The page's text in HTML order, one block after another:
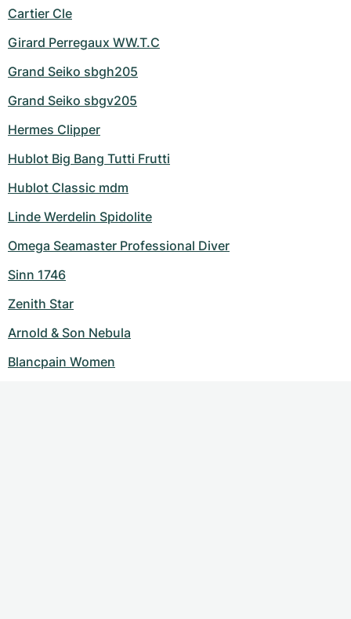
Cartier Cle
Girard Perregaux WW.T.C
Grand Seiko sbgh205
Grand Seiko sbgv205
Hermes Clipper
Hublot Big Bang Tutti Frutti
Hublot Classic mdm
Linde Werdelin Spidolite
Omega Seamaster Professional Diver
Sinn 1746
Zenith Star
Arnold & Son Nebula
Blancpain Women